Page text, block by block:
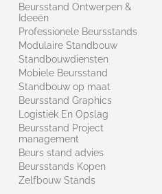
Beursstand Ontwerpen &
Ideeën
Professionele Beursstands
Modulaire Standbouw
Standbouwdiensten
Mobiele Beursstand
Standbouw op maat​
Beursstand Graphics
Logistiek En Opslag
Beursstand Project
management
Beurs stand advies
Beursstands Kopen
Zelfbouw Stands